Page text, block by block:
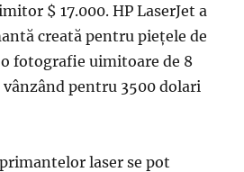
$ 17.000. HP LaserJet a
creată pentru piețele de
fotografie uimitoare de 8
pentru 3500 dolari
laser se pot